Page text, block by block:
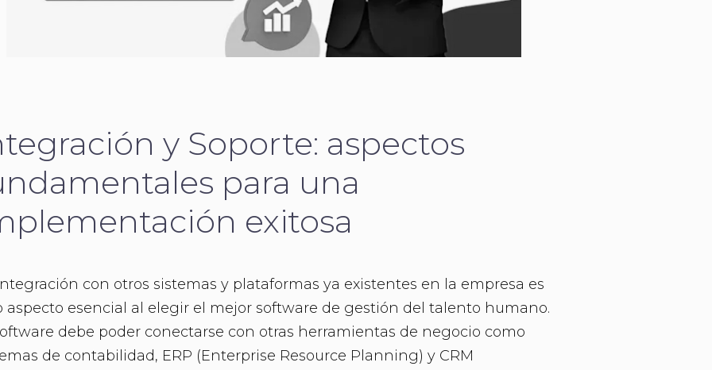
y Soporte: aspectos
para una
exitosa
con otros sistemas y plataformas ya existentes en la empresa es
aspecto esencial al elegir el mejor software de gestión del talento humano.
debe poder conectarse con otras herramientas de negocio como
de contabilidad, ERP (Enterprise Resource Planning) y CRM